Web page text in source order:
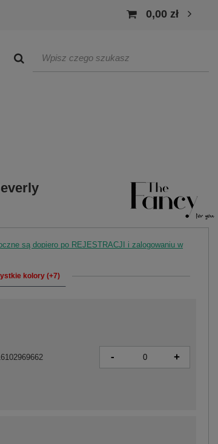
0,00 zł
są dopiero po REJESTRACJI i zalogowaniu w
kolory (+7)
- +